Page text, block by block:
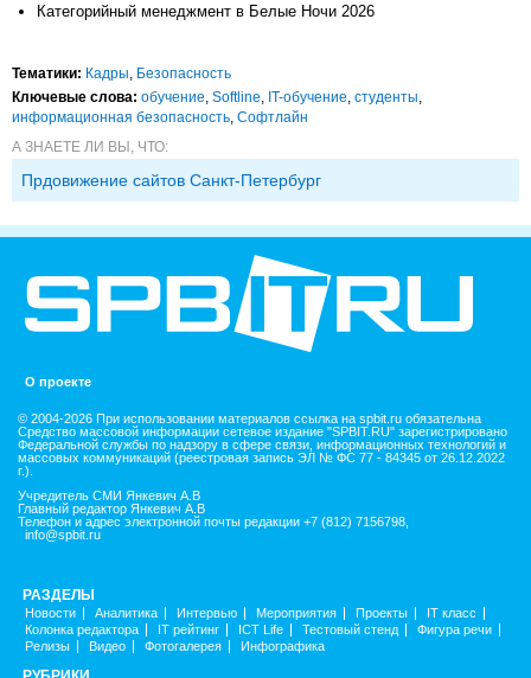
Категорийный менеджмент в Белые Ночи 2026
Тематики: Кадры, Безопасность
Ключевые слова: обучение, Softline, IT-обучение, студенты,
информационная безопасность, Софтлайн
А ЗНАЕТЕ ЛИ ВЫ, ЧТО:
Прдовижение сайтов Санкт-Петербург
О проекте
© 2004-2026 При использовании материалов ссылка на spbit.ru обязательна
Средство массовой информации сетевое издание "SPBIT.RU" зарегистрировано
Федеральной службы по надзору в сфере связи, информационных технологий и
массовых коммуникаций (реестровая запись ЭЛ № ФС 77 - 84345 от 26.12.2022
г.).
Учредитель СМИ Янкевич А.В
Главный редактор Янкевич А.В
Телефон и адрес электронной почты редакции +7 (812) 7156798,
info@spbit.ru
РАЗДЕЛЫ
Новости Аналитика Интервью Мероприятия Проекты
IT класс
Колонка редактора
IT рейтинг ICT Life Тестовый стенд
Фигура речи
Релизы
Видео Фотогалерея Инфографика